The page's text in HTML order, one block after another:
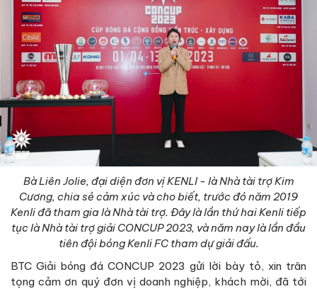
Bà Liên Jolie, đại diện đơn vị KENLI - là Nhà tài trợ Kim
Cương, chia sẻ cảm xúc và cho biết, trước đó năm 2019
Kenli đã tham gia là Nhà tài trợ. Đây là lần thứ hai Kenli tiếp
tục là Nhà tài trợ giải CONCUP 2023, và năm nay là lần đầu
tiên đội bóng Kenli FC tham dự giải đấu.
BTC Giải bóng đá CONCUP 2023 gửi lời bày tỏ, xin trân
tọng cảm ơn quý đơn vị doanh nghiệp, khách mời, đã tới